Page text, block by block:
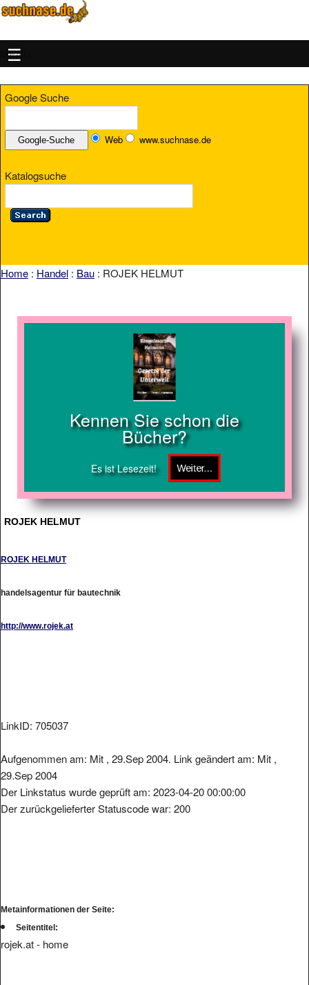
MENU
Google Suche
Web www.suchnase.de
Katalogsuche
Home : Handel : Bau : ROJEK HELMUT
Kennen Sie schon die
Bücher?
Es ist Lesezeit!
ROJEK HELMUT
ROJEK HELMUT
handelsagentur für bautechnik
http://www.rojek.at
LinkID: 705037
Aufgenommen am: Mit , 29.Sep 2004. Link geändert am: Mit ,
29.Sep 2004
Der Linkstatus wurde geprüft am: 2023-04-20 00:00:00
Der zurückgelieferter Statuscode war: 200
Metainformationen der Seite:
Seitentitel:
rojek.at - home